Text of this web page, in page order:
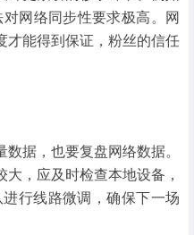
网络同步性要求极高。网
才能得到保证，粉丝的信任
据，也要复盘网络数据。
，应及时检查本地设备，
行线路微调，确保下一场